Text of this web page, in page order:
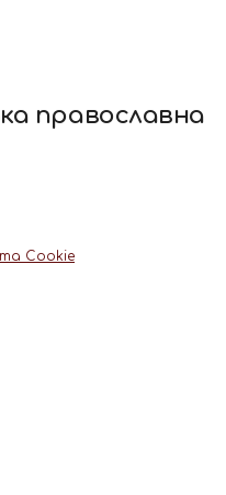
православна
та Cookie